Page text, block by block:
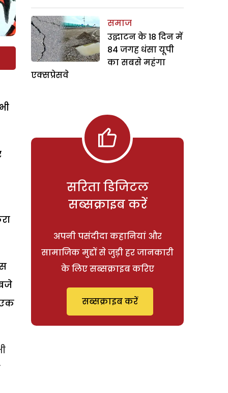
समाज
उद्घाटन के 18 दिन में
84 जगह धंसा यूपी
का सबसे महंगा
एक्सप्रेसवे
सरिता डिजिटल
सब्सक्राइब करें
अपनी पसंदीदा कहानियां और
सामाजिक मुद्दों से जुड़ी हर जानकारी
के लिए सब्सक्राइब करिए
सब्सक्राइब करें